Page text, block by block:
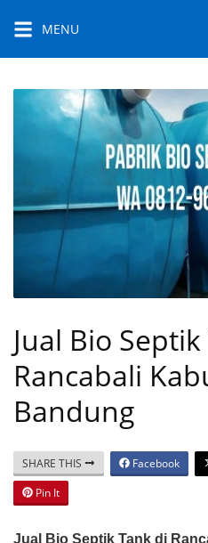
content
MENU
Jual Bio
Rancabali
Bandung
SHARE THIS Facebook
Pin It
Jual Bio Septik Tank di